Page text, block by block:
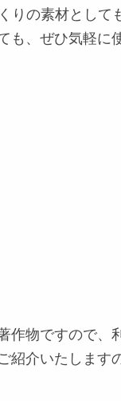
りの素材として
も、ぜひ気軽に
作物ですので、
紹介いたします